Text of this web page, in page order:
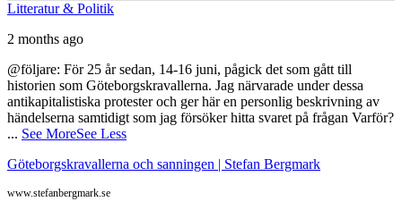
Litteratur & Politik
2 months ago
@följare: För 25 år sedan, 14-16 juni, pågick det som gått till
historien som Göteborgskravallerna. Jag närvarade under dessa
antikapitalistiska protester och ger här en personlig beskrivning av
händelserna samtidigt som jag försöker hitta svaret på frågan Varför?
... See MoreSee Less
Göteborgskravallerna och sanningen | Stefan Bergmark
www.stefanbergmark.se